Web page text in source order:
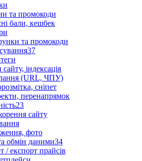
та промокоди
бали, кешбек
та промокоди
37
індексація
(URL, ЧПУ)
сніпет
перенапрямок
23
сайту
фото
обмін даними34
/ експорт прайсів